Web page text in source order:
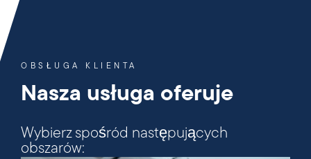
OBSŁUGA KLIENTA
Nasza usługa oferuje
Wybierz spośród następujących
obszarów: